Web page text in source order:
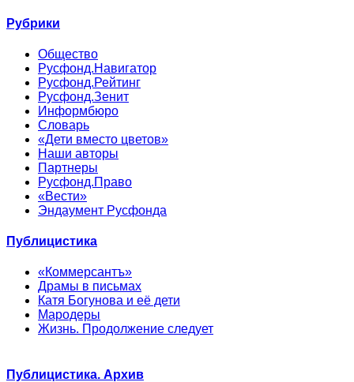
Рубрики
Общество
Русфонд.Навигатор
Русфонд.Рейтинг
Русфонд.Зенит
Информбюро
Словарь
«Дети вместо цветов»
Наши авторы
Партнеры
Русфонд.Право
«Вести»
Эндаумент Русфонда
Публицистика
«Коммерсантъ»
Драмы в письмах
Катя Богунова и её дети
Мародеры
Жизнь. Продолжение следует
Публицистика. Архив